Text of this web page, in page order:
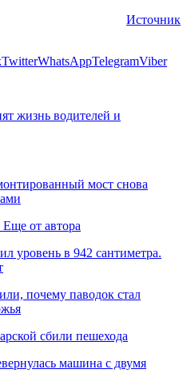
Источник
TwitterWhatsAppTelegramViber
жизнь водителей и
мост снова
Еще от автора
уровень в 942 сантиметра.
почему паводок стал
сбили пешехода
машина с двумя